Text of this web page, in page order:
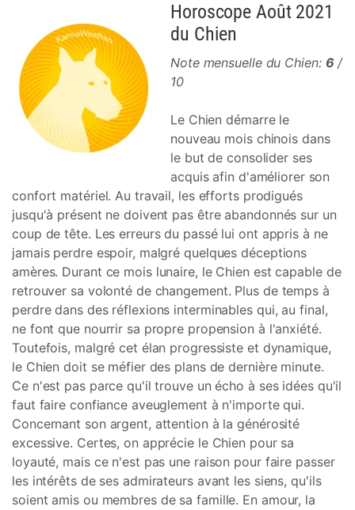
Horoscope Août 2021
du Chien
Note mensuelle du Chien: 6 /
10
Le Chien démarre le
nouveau mois chinois dans
le but de consolider ses
acquis afin d'améliorer son
confort matériel. Au travail, les efforts prodigués
jusqu'à présent ne doivent pas être abandonnés sur un
coup de tête. Les erreurs du passé lui ont appris à ne
jamais perdre espoir, malgré quelques déceptions
amères. Durant ce mois lunaire, le Chien est capable de
retrouver sa volonté de changement. Plus de temps à
perdre dans des réflexions interminables qui, au final,
ne font que nourrir sa propre propension à l'anxiété.
Toutefois, malgré cet élan progressiste et dynamique,
le Chien doit se méfier des plans de dernière minute.
Ce n'est pas parce qu'il trouve un écho à ses idées qu'il
faut faire confiance aveuglement à n'importe qui.
Concernant son argent, attention à la générosité
excessive. Certes, on apprécie le Chien pour sa
loyauté, mais ce n'est pas une raison pour faire passer
les intérêts de ses admirateurs avant les siens, qu'ils
soient amis ou membres de sa famille. En amour, la